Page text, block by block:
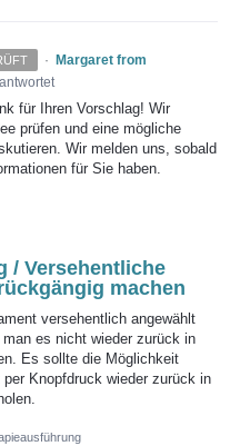
·
Margaret from
für Ihren Vorschlag! Wir
prüfen und eine mögliche
Wir melden uns, sobald
für Sie haben.
/ Versehentliche
machen
versehentlich angewählt
es nicht wieder zurück in
Es sollte die Möglichkeit
Knopfdruck wieder zurück in